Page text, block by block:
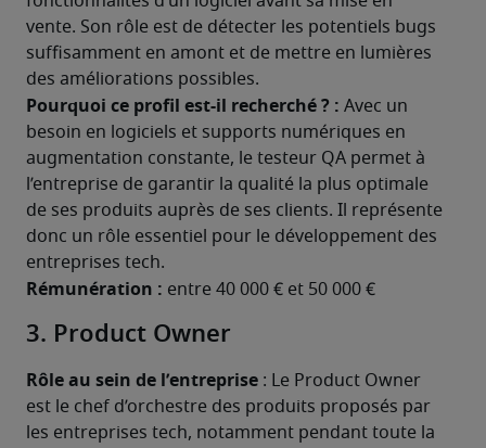
vente. Son rôle est de détecter les potentiels bugs
suffisamment en amont et de mettre en lumières
des améliorations possibles.
Pourquoi ce profil est-il recherché ? : Avec un
besoin en logiciels et supports numériques en
augmentation constante, le testeur QA permet à
l’entreprise de garantir la qualité la plus optimale
de ses produits auprès de ses clients. Il représente
donc un rôle essentiel pour le développement des
entreprises tech.
Rémunération : entre 40 000 € et 50 000 €
3. Product Owner
Rôle au sein de l’entreprise : Le Product Owner
est le chef d’orchestre des produits proposés par
les entreprises tech, notamment pendant toute la